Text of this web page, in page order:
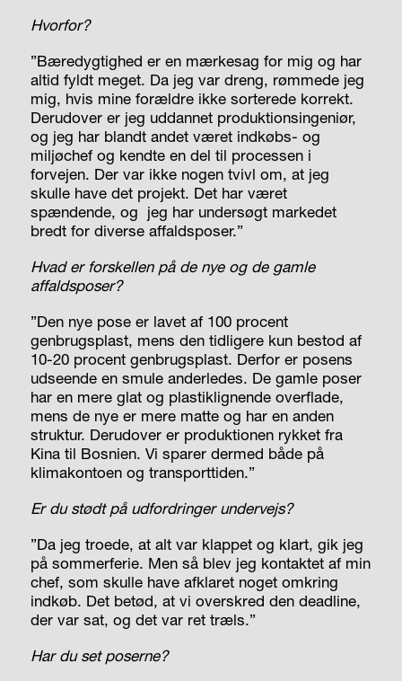
Hvorfor?
”Bæredygtighed er en mærkesag for mig og har
altid fyldt meget. Da jeg var dreng, rømmede jeg
mig, hvis mine forældre ikke sorterede korrekt.
Derudover er jeg uddannet produktionsingeniør,
og jeg har blandt andet været indkøbs- og
miljøchef og kendte en del til processen i
forvejen. Der var ikke nogen tvivl om, at jeg
skulle have det projekt. Det har været
spændende, og jeg har undersøgt markedet
bredt for diverse affaldsposer.”
Hvad er forskellen på de nye og de gamle
affaldsposer?
”Den nye pose er lavet af 100 procent
genbrugsplast, mens den tidligere kun bestod af
10-20 procent genbrugsplast. Derfor er posens
udseende en smule anderledes. De gamle poser
har en mere glat og plastiklignende overflade,
mens de nye er mere matte og har en anden
struktur. Derudover er produktionen rykket fra
Kina til Bosnien. Vi sparer dermed både på
klimakontoen og transporttiden.”
Er du stødt på udfordringer undervejs?
”Da jeg troede, at alt var klappet og klart, gik jeg
på sommerferie. Men så blev jeg kontaktet af min
chef, som skulle have afklaret noget omkring
indkøb. Det betød, at vi overskred den deadline,
der var sat, og det var ret træls.”
Har du set poserne?